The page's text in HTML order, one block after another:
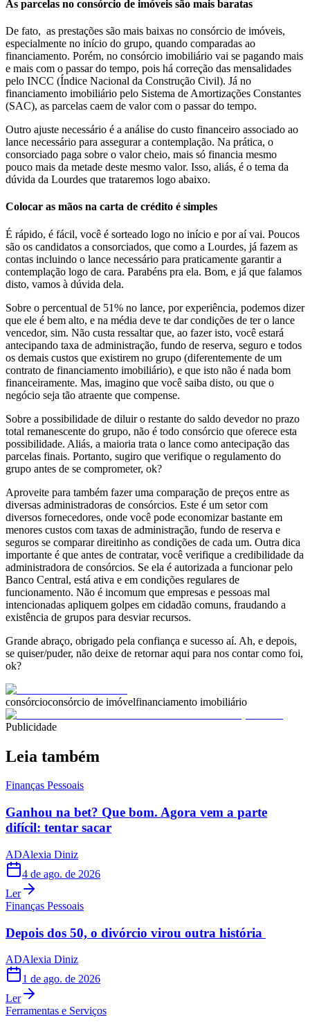
As parcelas no consórcio de imóveis são mais baratas
De fato, as prestações são mais baixas no consórcio de imóveis,
especialmente no início do grupo, quando comparadas ao
financiamento. Porém, no consórcio imobiliário vai se pagando mais
e mais com o passar do tempo, pois há correção das mensalidades
pelo INCC (Índice Nacional da Construção Civil). Já no
financiamento imobiliário pelo Sistema de Amortizações Constantes
(SAC), as parcelas caem de valor com o passar do tempo.
Outro ajuste necessário é a análise do custo financeiro associado ao
lance necessário para assegurar a contemplação. Na prática, o
consorciado paga sobre o valor cheio, mais só financia mesmo
pouco mais da metade deste mesmo valor. Isso, aliás, é o tema da
dúvida da Lourdes que trataremos logo abaixo.
Colocar as mãos na carta de crédito é simples
É rápido, é fácil, você é sorteado logo no início e por aí vai. Poucos
são os candidatos a consorciados, que como a Lourdes, já fazem as
contas incluindo o lance necessário para praticamente garantir a
contemplação logo de cara. Parabéns pra ela. Bom, e já que falamos
disto, vamos à dúvida dela.
Sobre o percentual de 51% no lance, por experiência, podemos dizer
que ele é bem alto, e na média deve te dar condições de ter o lance
vencedor, sim. Não custa ressaltar que, ao fazer isto, você estará
antecipando taxa de administração, fundo de reserva, seguro e todos
os demais custos que existirem no grupo (diferentemente de um
contrato de financiamento imobiliário), e que isto não é nada bom
financeiramente. Mas, imagino que você saiba disto, ou que o
negócio seja tão atraente que compense.
Sobre a possibilidade de diluir o restante do saldo devedor no prazo
total remanescente do grupo, não é todo consórcio que oferece esta
possibilidade. Aliás, a maioria trata o lance como antecipação das
parcelas finais. Portanto, sugiro que verifique o regulamento do
grupo antes de se comprometer, ok?
Aproveite para também fazer uma comparação de preços entre as
diversas administradoras de consórcios. Este é um setor com
diversos fornecedores, onde você pode economizar bastante em
menores custos com taxas de administração, fundo de reserva e
seguros se comparar direitinho as condições de cada um. Outra dica
importante é que antes de contratar, você verifique a credibilidade da
administradora de consórcios. Se ela é autorizada a funcionar pelo
Banco Central, está ativa e em condições regulares de
funcionamento. Não é incomum que empresas e pessoas mal
intencionadas apliquem golpes em cidadão comuns, fraudando a
existência de grupos para desviar recursos.
Grande abraço, obrigado pela confiança e sucesso aí. Ah, e depois,
se quiser/puder, não deixe de retornar aqui para nos contar como foi,
ok?
consórcioconsórcio de imóvelfinanciamento imobiliário
Publicidade
Leia também
Finanças Pessoais
Ganhou na bet? Que bom. Agora vem a parte
difícil: tentar sacar
ADAlexia Diniz
4 de ago. de 2026
Ler
Finanças Pessoais
Depois dos 50, o divórcio virou outra história
ADAlexia Diniz
1 de ago. de 2026
Ler
Ferramentas e Serviços